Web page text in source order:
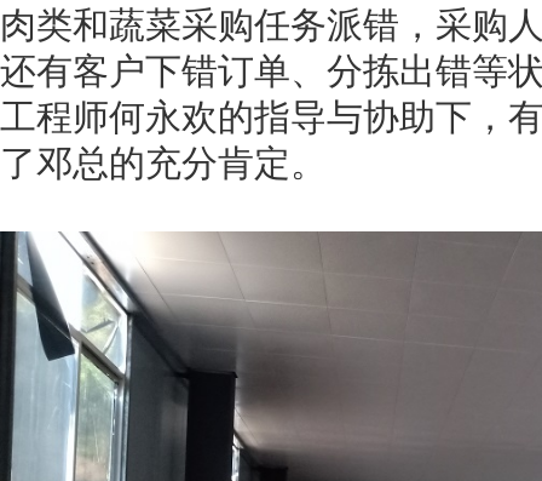
肉类和蔬菜采购任务派错，采购
还有客户下错订单、分拣出错等
工程师何永欢的指导与协助下，
了邓总的充分肯定。